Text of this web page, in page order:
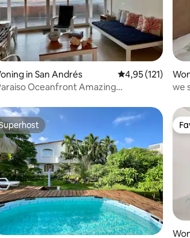
van 4,94 uit 5, 68 recensies
in San Andrés Gemiddelde
4,95 (121)
Oceanfront Amazing
we